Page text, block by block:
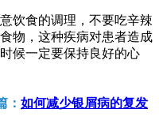
饮食的调理，不要吃辛辣
物，这种疾病对患者造成
候一定要保持良好的心
： 如何减少银屑病的复发